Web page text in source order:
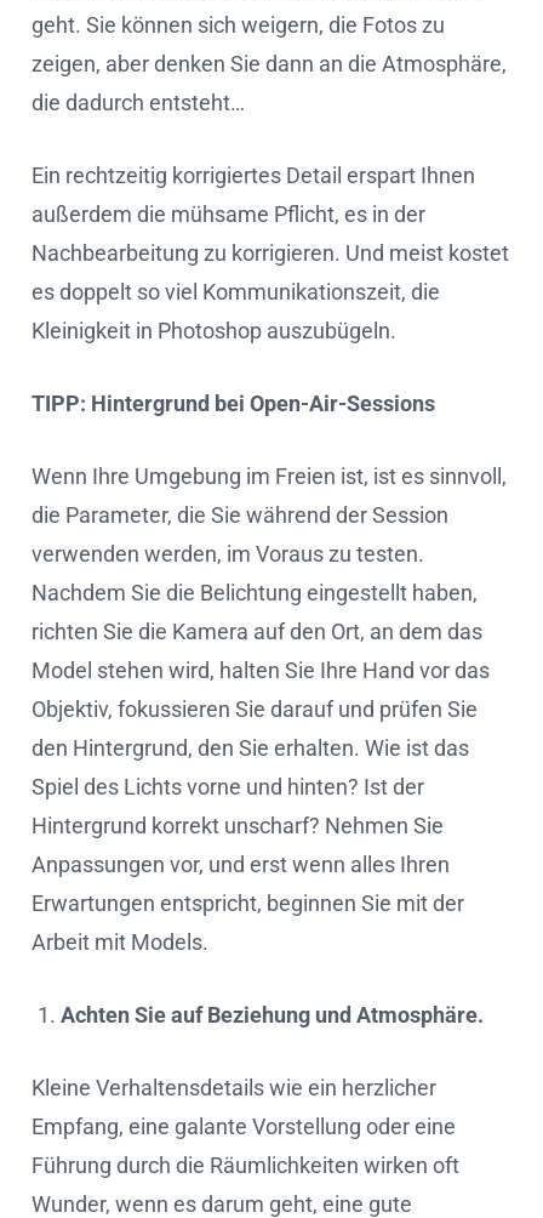
geht. Sie können sich weigern, die Fotos zu
zeigen, aber denken Sie dann an die Atmosphäre,
die dadurch entsteht…
Ein rechtzeitig korrigiertes Detail erspart Ihnen
außerdem die mühsame Pflicht, es in der
Nachbearbeitung zu korrigieren. Und meist kostet
es doppelt so viel Kommunikationszeit, die
Kleinigkeit in Photoshop auszubügeln.
TIPP: Hintergrund bei Open-Air-Sessions
Wenn Ihre Umgebung im Freien ist, ist es sinnvoll,
die Parameter, die Sie während der Session
verwenden werden, im Voraus zu testen.
Nachdem Sie die Belichtung eingestellt haben,
richten Sie die Kamera auf den Ort, an dem das
Model stehen wird, halten Sie Ihre Hand vor das
Objektiv, fokussieren Sie darauf und prüfen Sie
den Hintergrund, den Sie erhalten. Wie ist das
Spiel des Lichts vorne und hinten? Ist der
Hintergrund korrekt unscharf? Nehmen Sie
Anpassungen vor, und erst wenn alles Ihren
Erwartungen entspricht, beginnen Sie mit der
Arbeit mit Models.
Achten Sie auf Beziehung und Atmosphäre.
Kleine Verhaltensdetails wie ein herzlicher
Empfang, eine galante Vorstellung oder eine
Führung durch die Räumlichkeiten wirken oft
Wunder, wenn es darum geht, eine gute